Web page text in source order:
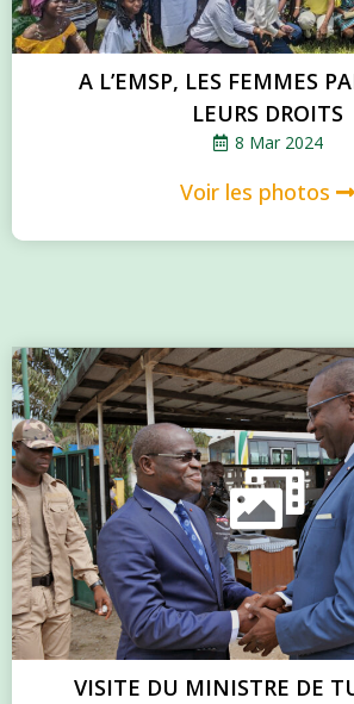
A L’EMSP, LES FEMMES
LEURS DROITS
8 Mar 2024
Voir les photos
VISITE DU MINISTRE DE